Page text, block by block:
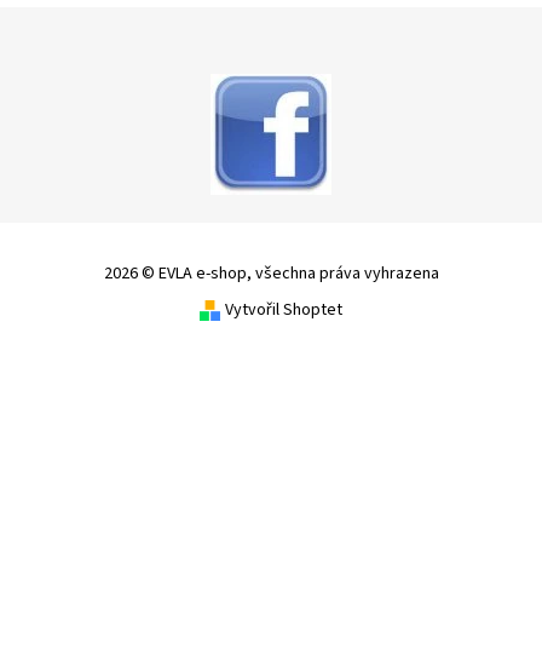
2026 © EVLA e-shop, všechna práva vyhrazena
Vytvořil Shoptet